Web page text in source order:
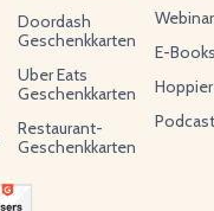
Doordash
Geschenkkarten
Uber Eats
Geschenkkarten
Restaurant-
Geschenkkarten
E-
Podcast